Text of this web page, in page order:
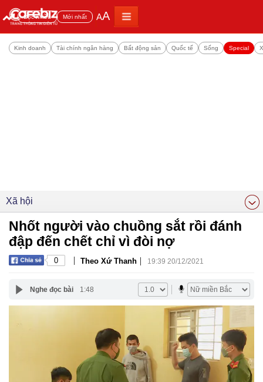
Đọc nhiều Mới nhất AA
Kinh doanh Tài chính ngân hàng Bất động sản Quốc tế Sống Special
Xã hội
Nhốt người vào chuồng sắt rồi đánh
đập đến chết chỉ vì đòi nợ
0 | Theo Xứ Thanh | 19:39 20/12/2021
Nghe đọc bài 1:48